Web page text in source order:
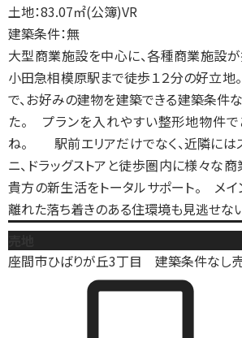
土地：83.07㎡(公簿)VR
建築条件：無
大型商業施設を中心に、各種商業施設
小田急相模原駅まで徒歩１２分の好立
で、お好みの建物を建築できる建築条件
た。 プランを入れやすい整形地物件
ね。 駅前エリアだけでなく、近隣には
ニ、ドラッグストアと徒歩圏内に様々な商
貴方の新生活をトータルサポート。 メイ
離れた落ち着きのある住環境も見逃せない
座間市ひばりが丘3丁目 建築条件なし